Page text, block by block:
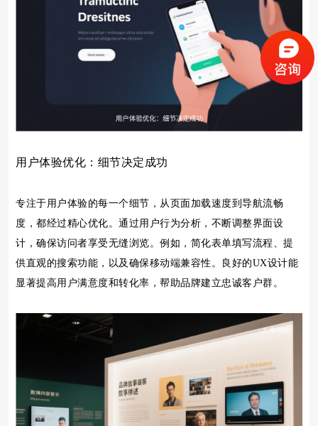
用户体验优化：细节决定成功
专注于用户体验的每一个细节，从页面加载速度到导航流畅
度，都经过精心优化。通过用户行为分析，不断调整界面设
计，确保访问者享受无缝浏览。例如，简化表单填写流程、提
供直观的搜索功能，以及确保移动端兼容性。良好的UX设计能
显著提高用户满意度和转化率，帮助品牌建立忠诚客户群。